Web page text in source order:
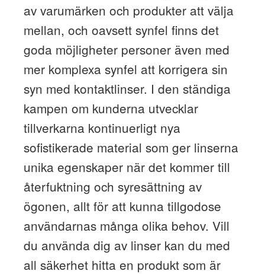
av varumärken och produkter att välja
mellan, och oavsett synfel finns det
goda möjligheter personer även med
mer komplexa synfel att korrigera sin
syn med kontaktlinser. I den ständiga
kampen om kunderna utvecklar
tillverkarna kontinuerligt nya
sofistikerade material som ger linserna
unika egenskaper när det kommer till
återfuktning och syresättning av
ögonen, allt för att kunna tillgodose
användarnas många olika behov. Vill
du använda dig av linser kan du med
all säkerhet hitta en produkt som är